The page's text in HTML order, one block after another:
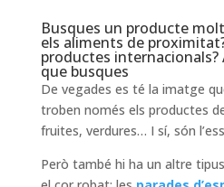
Busques un producte
els aliments de
productes
que busques
De vegades es té la imatge
troben només els productes
fruites, verdures… I sí, són
Però també hi ha un altre